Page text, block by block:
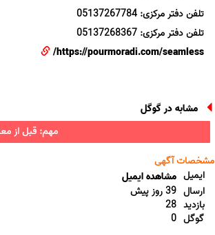
تلفن دفتر مرکزی: 05137267784
تلفن دفتر مرکزی: 05137268367
https://pourmoradi.com/seamless/
مشابه در گوگل
مهم: قبل از
مشخصات آگهی
ایمیل مشاهده ایمیل
ارسال 39 روز پیش
بازدید 28
گوگل 0